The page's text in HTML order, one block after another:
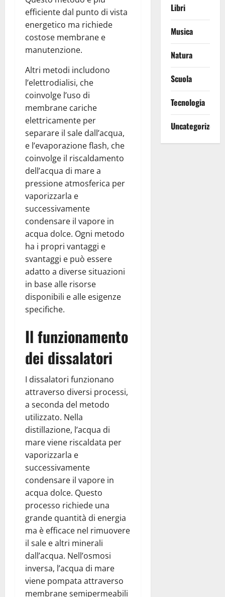
efficiente dal punto di vista
energetico ma richiede
costose membrane e
manutenzione.
Altri metodi includono
l’elettrodialisi, che
coinvolge l’uso di
membrane cariche
elettricamente per
separare il sale dall’acqua,
e l’evaporazione flash, che
coinvolge il riscaldamento
dell’acqua di mare a
pressione atmosferica per
vaporizzarla e
successivamente
condensare il vapore in
acqua dolce. Ogni metodo
ha i propri vantaggi e
svantaggi e può essere
adatto a diverse situazioni
in base alle risorse
disponibili e alle esigenze
specifiche.
Il funzionamento
dei dissalatori
I dissalatori funzionano
attraverso diversi processi,
a seconda del metodo
utilizzato. Nella
distillazione, l’acqua di
mare viene riscaldata per
vaporizzarla e
successivamente
condensare il vapore in
acqua dolce. Questo
processo richiede una
grande quantità di energia
ma è efficace nel rimuovere
il sale e altri minerali
dall’acqua. Nell’osmosi
inversa, l’acqua di mare
viene pompata attraverso
membrane semipermeabili
Libri
Musica
Natura
Scuola
Tecnologia
Uncategorized